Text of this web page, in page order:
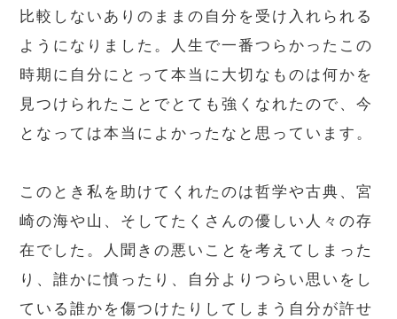
比較しないありのままの自分を受け入れられる
ようになりました。人生で一番つらかったこの
時期に自分にとって本当に大切なものは何かを
見つけられたことでとても強くなれたので、今
となっては本当によかったなと思っています。
このとき私を助けてくれたのは哲学や古典、宮
崎の海や山、そしてたくさんの優しい人々の存
在でした。人聞きの悪いことを考えてしまった
り、誰かに憤ったり、自分よりつらい思いをし
ている誰かを傷つけたりしてしまう自分が許せ